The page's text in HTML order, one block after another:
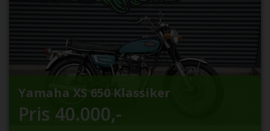
Yamaha XS 650 Klassiker
Pris 40.000,-